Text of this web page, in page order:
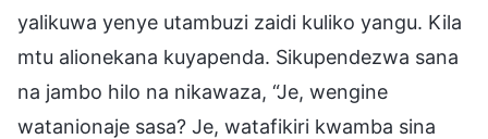
yalikuwa yenye utambuzi zaidi kuliko yangu. Kila
mtu alionekana kuyapenda. Sikupendezwa sana
na jambo hilo na nikawaza, “Je, wengine
watanionaje sasa? Je, watafikiri kwamba sina